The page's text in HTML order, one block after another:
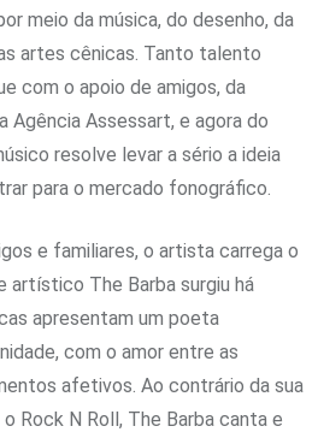
meio da música, do desenho, da
artes cênicas. Tanto talento
com o apoio de amigos, da
Agência Assessart, e agora do
resolve levar a sério a ideia
para o mercado fonográfico.
e familiares, o artista carrega o
artístico The Barba surgiu há
apresentam um poeta
com o amor entre as
afetivos. Ao contrário da sua
Rock N Roll, The Barba canta e